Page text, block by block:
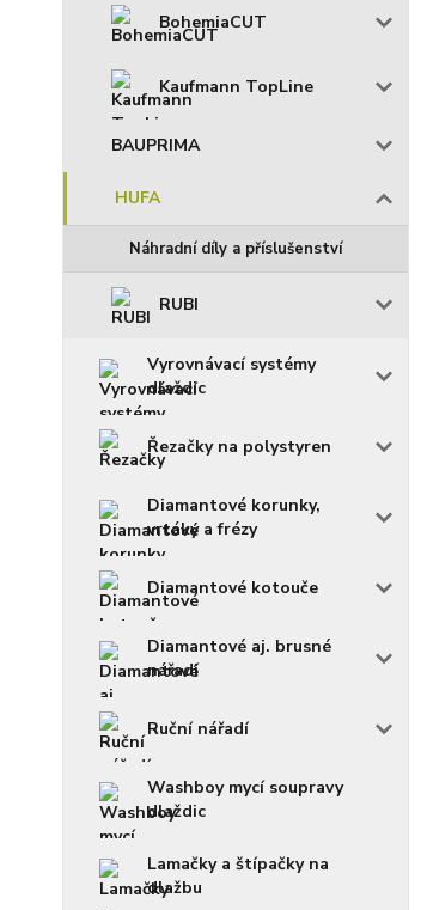
BohemiaCUT
Kaufmann TopLine
BAUPRIMA
HUFA
Náhradní díly a příslušenství
RUBI
Vyrovnávací systémy
dlaždic
Řezačky na polystyren
Diamantové korunky,
vrtáky a frézy
Diamantové kotouče
Diamantové aj. brusné
nářadí
Ruční nářadí
Washboy mycí soupravy
dlaždic
Lamačky a štípačky na
dlažbu